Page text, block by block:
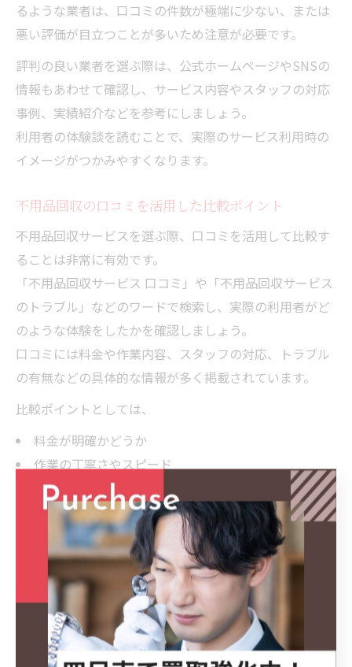
るような業者は、口コミの件数が極端に少ない、または
悪い評価が目立つことが多いため注意が必要です。
評判の良い業者を選ぶ際は、公式ホームページやSNSの
情報もあわせて確認し、サービス内容やスタッフの対応
事例、実績紹介などを参考にしましょう。
利用者の体験談を読むことで、実際のサービス利用時の
イメージがつかみやすくなります。
不用品回収の口コミを活用した比較ポイント
不用品回収サービスを選ぶ際、口コミを活用して比較す
ることは非常に有効です。
「不用品回収サービス 口コミ」や「不用品回収サービス
のトラブル」などのワードで検索し、実際の利用者がど
のような体験をしたかを確認しましょう。
口コミには料金や作業内容、スタッフの対応、トラブル
の有無などの具体的な情報が多く掲載されています。
比較ポイントとしては、
料金が明確かどうか
作業の丁寧さやスピード
スタッフの対応力
トラブル発生時の対応
が挙げられます。例えば「見積もりと請求金額が違っ
た」「回収できない品があった」など、失敗例も参考に
なります。
また、口コミを読む際は「口コミの数」や「内容の具体
性」に注目し、極端に良い・悪い評価だけでなく、平均
的な意見も参考にしましょう。